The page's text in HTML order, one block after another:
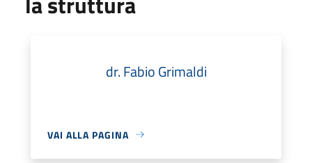
dr. Fabio Grimaldi
VAI ALLA PAGINA